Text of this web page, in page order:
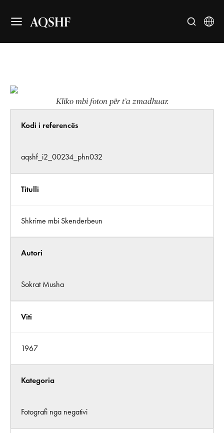
AQSHF
Kliko mbi foton për t’a zmadhuar.
Kodi i referencës
aqshf_i2_00234_phn032
Titulli
Shkrime mbi Skenderbeun
Autori
Sokrat Musha
Viti
1967
Kategoria
Fotografi nga negativi